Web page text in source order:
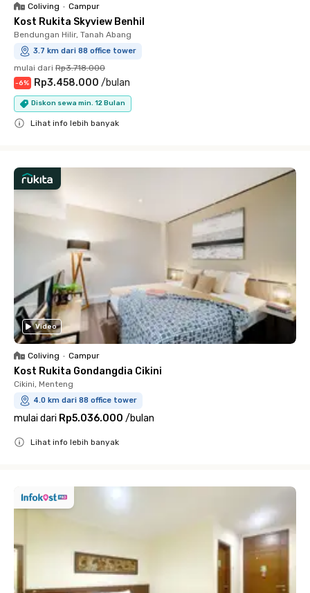
Coliving • Campur
Kost Rukita Skyview Benhil
Bendungan Hilir, Tanah Abang
3.7 km dari 88 office tower
mulai dari Rp3.718.000
-6% Rp3.458.000 /bulan
Diskon sewa min. 12 Bulan
Lihat info lebih banyak
Video
Coliving • Campur
Kost Rukita Gondangdia Cikini
Cikini, Menteng
4.0 km dari 88 office tower
mulai dari Rp5.036.000 /bulan
Lihat info lebih banyak